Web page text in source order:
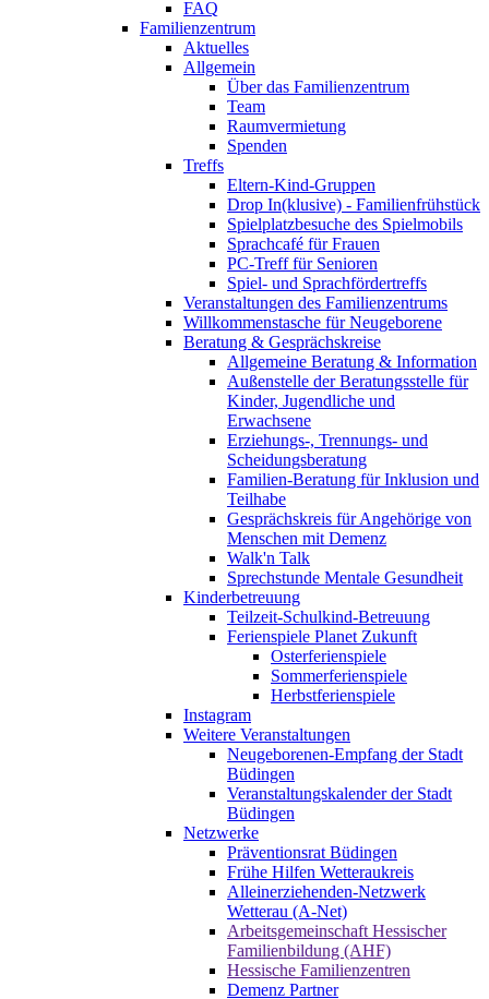
FAQ
Familienzentrum
Aktuelles
Allgemein
Über das Familienzentrum
Team
Raumvermietung
Spenden
Treffs
Eltern-Kind-Gruppen
Drop In(klusive) - Familienfrühstück
Spielplatzbesuche des Spielmobils
Sprachcafé für Frauen
PC-Treff für Senioren
Spiel- und Sprachfördertreffs
Veranstaltungen des Familienzentrums
Willkommenstasche für Neugeborene
Beratung & Gesprächskreise
Allgemeine Beratung & Information
Außenstelle der Beratungsstelle für
Kinder, Jugendliche und
Erwachsene
Erziehungs-, Trennungs- und
Scheidungsberatung
Familien-Beratung für Inklusion und
Teilhabe
Gesprächskreis für Angehörige von
Menschen mit Demenz
Walk'n Talk
Sprechstunde Mentale Gesundheit
Kinderbetreuung
Teilzeit-Schulkind-Betreuung
Ferienspiele Planet Zukunft
Osterferienspiele
Sommerferienspiele
Herbstferienspiele
Instagram
Weitere Veranstaltungen
Neugeborenen-Empfang der Stadt
Büdingen
Veranstaltungskalender der Stadt
Büdingen
Netzwerke
Präventionsrat Büdingen
Frühe Hilfen Wetteraukreis
Alleinerziehenden-Netzwerk
Wetterau (A-Net)
Arbeitsgemeinschaft Hessischer
Familienbildung (AHF)
Hessische Familienzentren
Demenz Partner